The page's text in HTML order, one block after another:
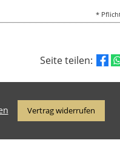
*
Seite teilen:
Vertrag widerrufen